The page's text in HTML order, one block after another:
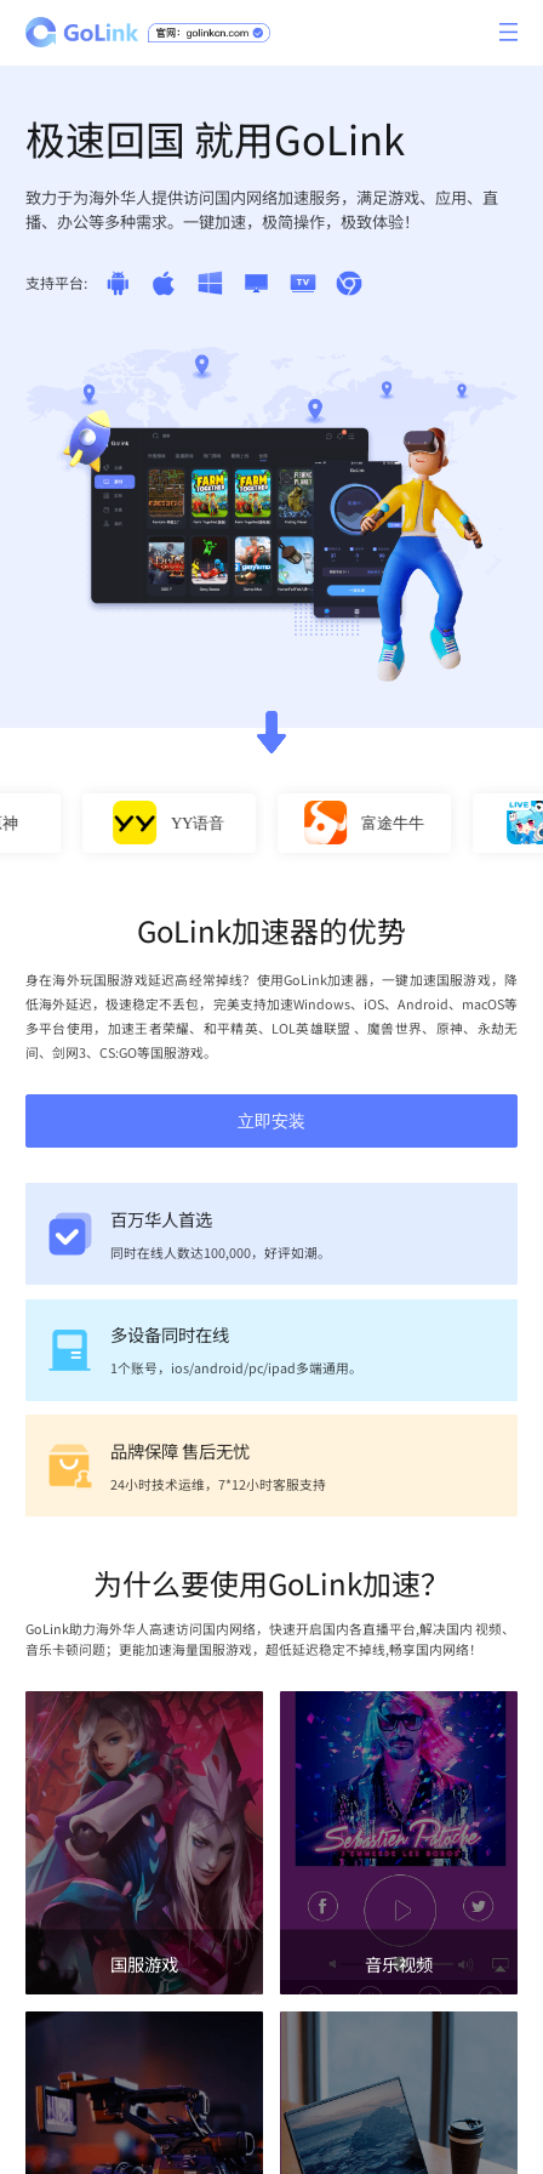
极速回国 就用GoLink
致力于为海外华人提供访问国内网络加速服务，满足游戏、应用、直
播、办公等多种需求。一键加速，极简操作，极致体验！
支持平台:
YY语音 富途牛牛
GoLink加速器的优势
身在海外玩国服游戏延迟高经常掉线？使用GoLink加速器，一键加速国服游戏，降
低海外延迟，极速稳定不丢包，完美支持加速Windows、iOS、Android、macOS等
多平台使用，加速王者荣耀、和平精英、LOL英雄联盟 、魔兽世界、原神、永劫无
间、剑网3、CS:GO等国服游戏。
立即安装
百万华人首选
同时在线人数达100,000，好评如潮。
多设备同时在线
1个账号，ios/android/pc/ipad多端通用。
品牌保障 售后无忧
24小时技术运维，7*12小时客服支持
为什么要使用GoLink加速？
GoLink助力海外华人高速访问国内网络，快速开启国内各直播平台,解决国内 视频、
音乐卡顿问题；更能加速海量国服游戏，超低延迟稳定不掉线,畅享国内网络！
国服游戏 音乐视频